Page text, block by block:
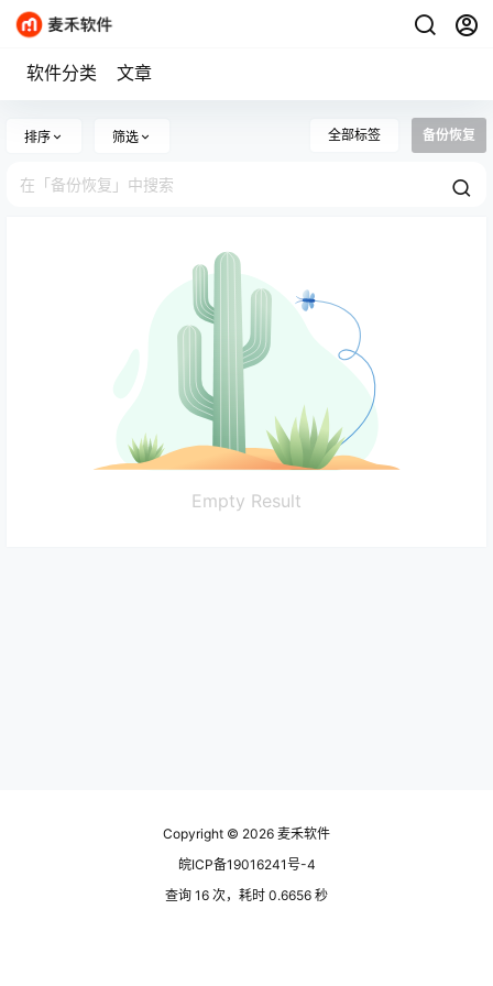
软件分类 文章
排序 筛选 全部标签 备份恢复
Empty Result
Copyright © 2026 麦禾软件
皖ICP备19016241号-4
查询 16 次，耗时 0.6656 秒